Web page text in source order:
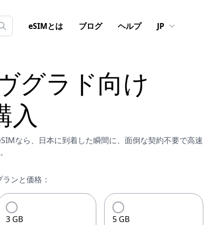
eSIMとは ブログ ヘルプ JP
グラド向け
入
なら、日本に到着した瞬間に、面倒な契約不要で高速
ンと価格：
3 GB
5 GB